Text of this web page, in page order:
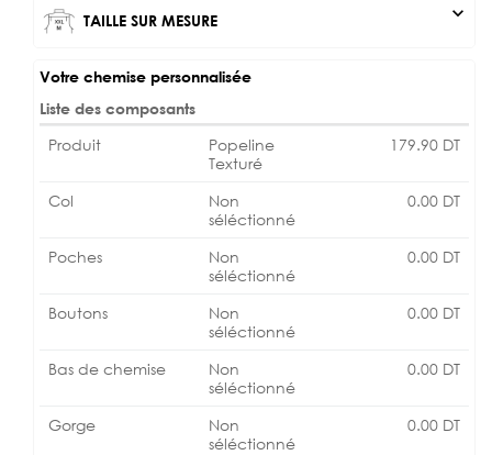
TAILLE SUR MESURE expand_more
Votre chemise personnalisée
Liste des composants
Produit
Popeline
Texturé
179.90 DT
Col
Non
séléctionné
0.00 DT
Poches
Non
séléctionné
0.00 DT
Boutons
Non
séléctionné
0.00 DT
Bas de chemise
Non
séléctionné
0.00 DT
Gorge
Non
séléctionné
0.00 DT